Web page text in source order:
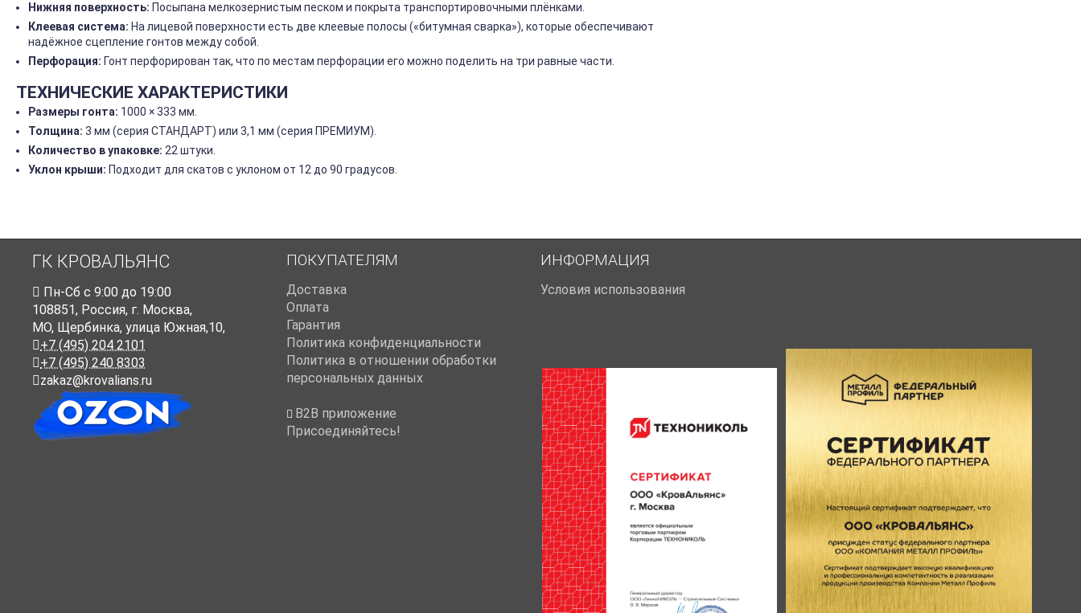
Нижняя поверхность: Посыпана мелкозернистым песком и покрыта транспортировочными плёнками.
Клеевая система: На лицевой поверхности есть две клеевые полосы («битумная сварка»), которые обеспечивают
надёжное сцепление гонтов между собой.
Перфорация: Гонт перфорирован так, что по местам перфорации его можно поделить на три равные части.
ТЕХНИЧЕСКИЕ ХАРАКТЕРИСТИКИ
Размеры гонта: 1000 × 333 мм.
Толщина: 3 мм (серия СТАНДАРТ) или 3,1 мм (серия ПРЕМИУМ).
Количество в упаковке: 22 штуки.
Уклон крыши: Подходит для скатов с уклоном от 12 до 90 градусов.
ГК КРОВАЛЬЯНС
Пн-Cб с 9:00 до 19:00
108851, Россия, г. Москва,
МО, Щербинка, улица Южная,10,
+7 (495) 204 2101
+7 (495) 240 8303
zakaz@krovalians.ru
ПОКУПАТЕЛЯМ
Доставка
Оплата
Гарантия
Политика конфиденциальности
Политика в отношении обработки
персональных данных
B2B приложение
Присоединяйтесь!
ИНФОРМАЦИЯ
Условия использования